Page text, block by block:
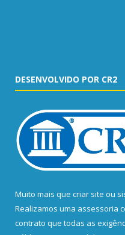
DESENVOLVIDO POR CR2
Muito mais que criar site ou
Realizamos uma assessoria
contrato que todas as